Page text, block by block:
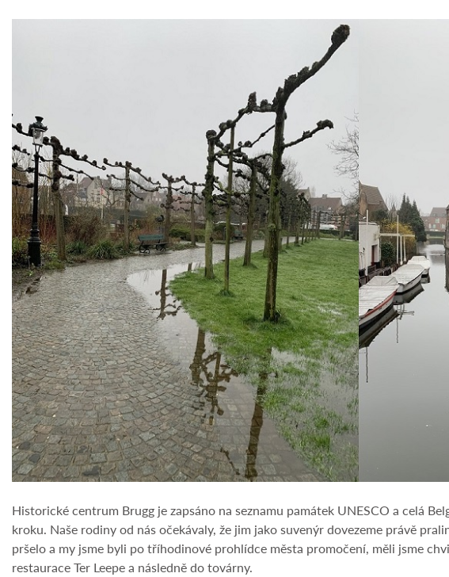
Historické centrum Brugg je zapsáno na seznamu památek UNESCO a celá
kroku. Naše rodiny od nás očekávaly, že jim jako suvenýr dovezeme právě
pršelo a my jsme byli po tříhodinové prohlídce města promočení, měli jsme
restaurace Ter Leepe a následně do továrny.